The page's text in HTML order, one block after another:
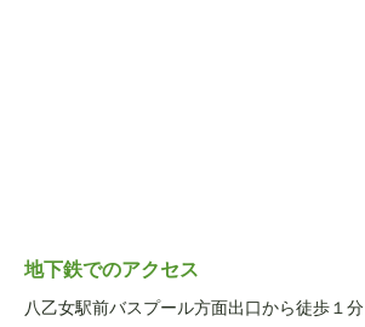
地下鉄でのアクセス
八乙女駅前バスプール方面出口から徒歩１分